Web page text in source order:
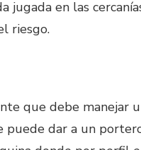
jugada en las
riesgo.
que debe manejar
dar a un